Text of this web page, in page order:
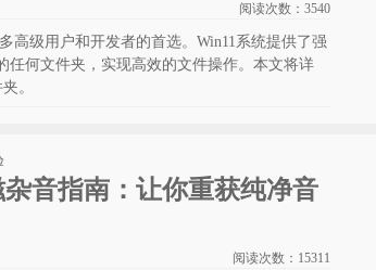
阅读次数： 3540
高级用户和开发者的首选。Win11系统提供了强
任何文件夹，实现高效的文件操作。本文将详
。
音指南：让你重获纯净音
阅读次数： 15311